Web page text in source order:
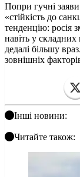
Попри гучні заяви
«стійкість до
тенденцію: росія
навіть у
дедалі більшу
зовнішніх
Інші новини:
Читайте також: